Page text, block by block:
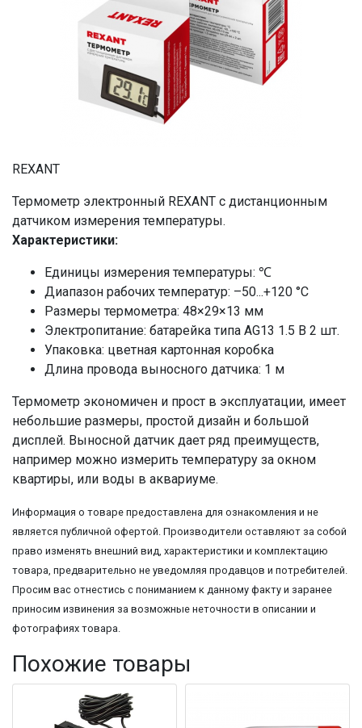
REXANT
Термометр электронный REXANT с дистанционным
датчиком измерения температуры.
Характеристики:
Единицы измерения температуры: ℃
Диапазон рабочих температур: –50...+120 °С
Размеры термометра: 48×29×13 мм
Электропитание: батарейка типа AG13 1.5 В 2 шт.
Упаковка: цветная картонная коробка
Длина провода выносного датчика: 1 м
Термометр экономичен и прост в эксплуатации, имеет
небольшие размеры, простой дизайн и большой
дисплей. Выносной датчик дает ряд преимуществ,
например можно измерить температуру за окном
квартиры, или воды в аквариуме.
Информация о товаре предоставлена для ознакомления и не
является публичной офертой. Производители оставляют за собой
право изменять внешний вид, характеристики и комплектацию
товара, предварительно не уведомляя продавцов и потребителей.
Просим вас отнестись с пониманием к данному факту и заранее
приносим извинения за возможные неточности в описании и
фотографиях товара.
Похожие товары